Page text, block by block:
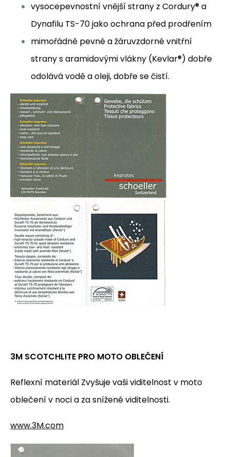
vysocepevnostní vnější strany z Cordury® a
Dynafilu TS-70 jako ochrana před prodřením
mimořádně pevné a žáruvzdorné vnitřní
strany s aramidovými vlákny (Kevlar®) dobře
odolává vodě a oleji, dobře se čistí.
3M SCOTCHLITE PRO MOTO OBLEČENÍ
Reflexní materiál Zvyšuje vaši viditelnost v moto
oblečení v noci a za snížené viditelnosti.
www.3M.com